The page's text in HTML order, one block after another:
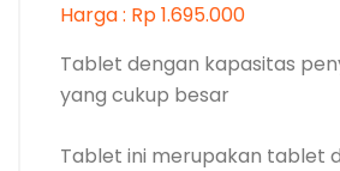
Harga : Rp 1.695.000
Tablet dengan kapasitas
yang cukup besar
Tablet ini merupakan tablet